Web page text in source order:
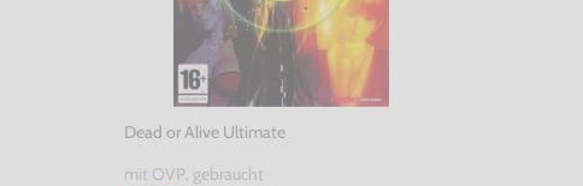
Dead or Alive Ultimate
mit OVP, gebraucht